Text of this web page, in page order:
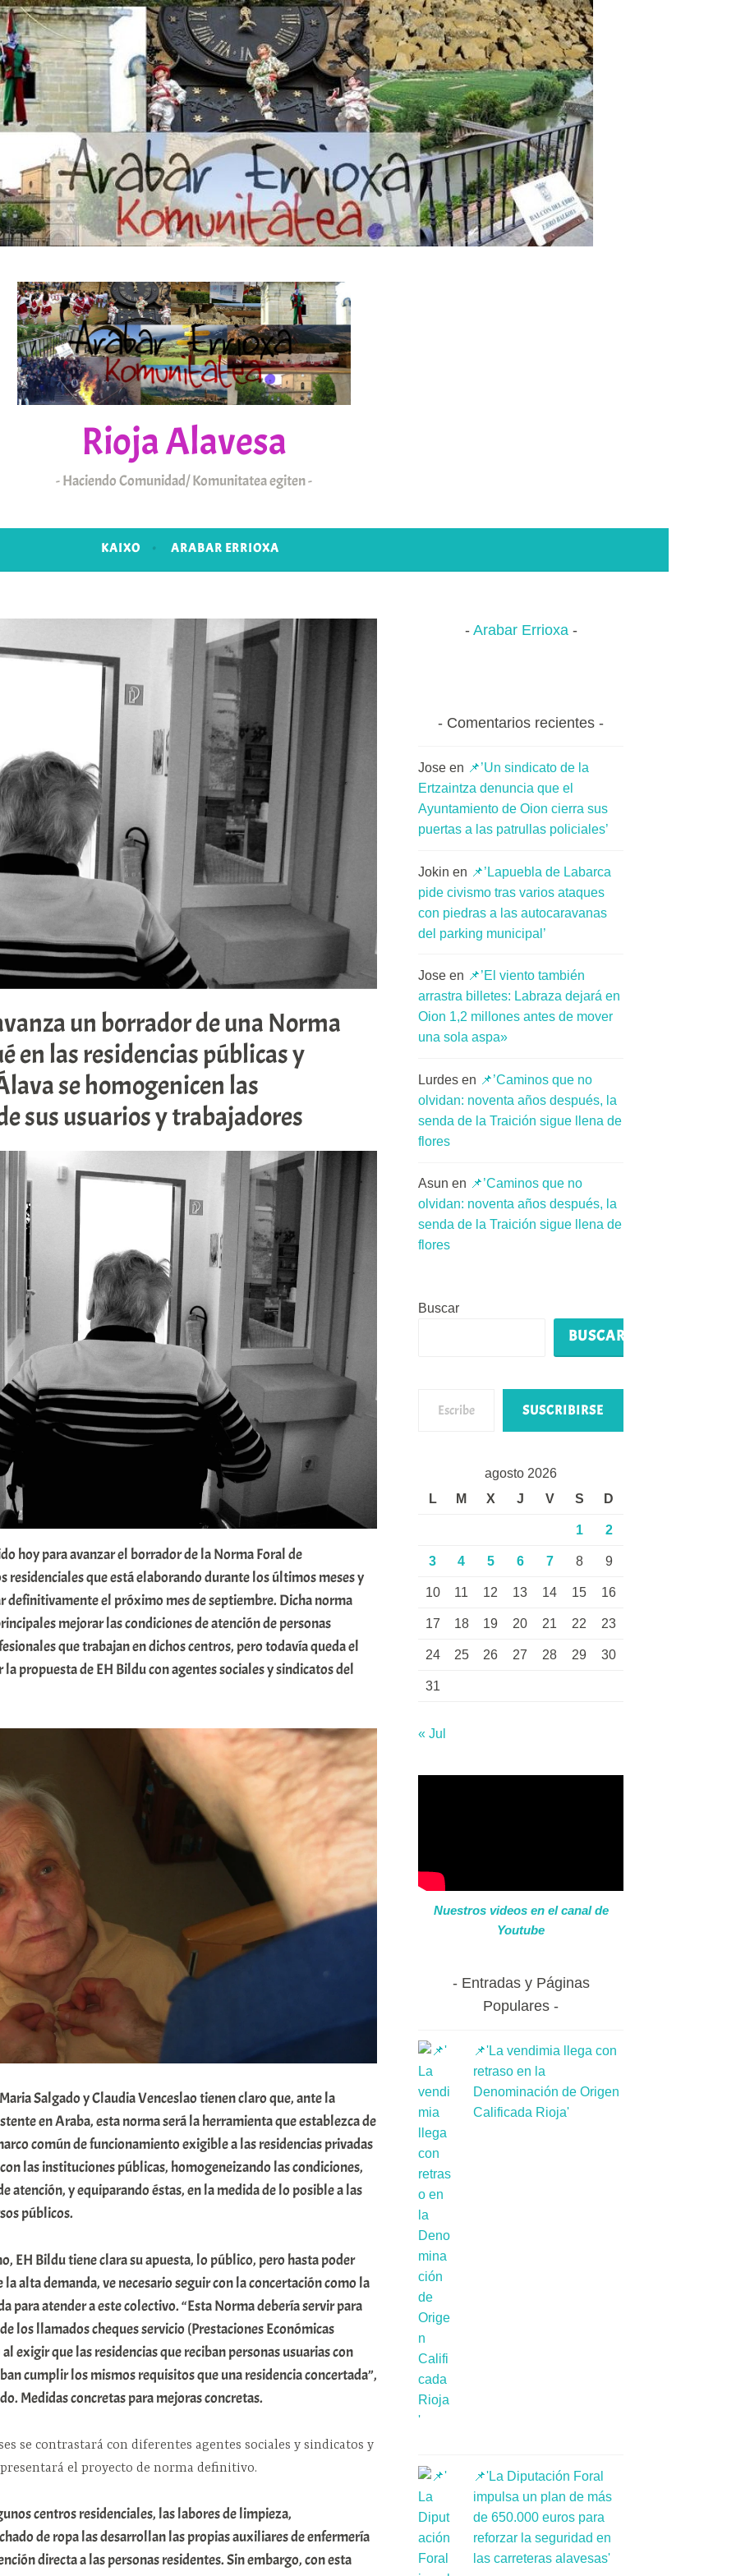
Rioja Alavesa
Haciendo Comunidad/ Komunitatea egiten
KAIXO ARABAR ERRIOXA
un borrador de una Norma
en las residencias públicas y
se homogenicen las
sus usuarios y trabajadores
hoy para avanzar el borrador de la Norma Foral de
residenciales que está elaborando durante los últimos meses y
definitivamente el próximo mes de septiembre. Dicha norma
mejorar las condiciones de atención de personas
que trabajan en dichos centros, pero todavía queda el
propuesta de EH Bildu con agentes sociales y sindicatos del
Salgado y Claudia Venceslao tienen claro que, ante la
en Araba, esta norma será la herramienta que establezca de
común de funcionamiento exigible a las residencias privadas
las instituciones públicas, homogeneizando las condiciones,
atención, y equiparando éstas, en la medida de lo posible a las
públicos.
EH Bildu tiene clara su apuesta, lo público, pero hasta poder
alta demanda, ve necesario seguir con la concertación como la
para atender a este colectivo. “Esta Norma debería servir para
los llamados cheques servicio (Prestaciones Económicas
exigir que las residencias que reciban personas usuarias con
cumplir los mismos requisitos que una residencia concertada”,
Medidas concretas para mejoras concretas.
se contrastará con diferentes agentes sociales y sindicatos y
el proyecto de norma definitivo.
centros residenciales, las labores de limpieza,
de ropa las desarrollan las propias auxiliares de enfermería
directa a las personas residentes. Sin embargo, con esta
Arabar Errioxa
Comentarios recientes
Jose en 📌’Un sindicato de la
Ertzaintza denuncia que el
Ayuntamiento de Oion cierra sus
puertas a las patrullas policiales’
Jokin en 📌’Lapuebla de Labarca
pide civismo tras varios ataques
con piedras a las autocaravanas
del parking municipal’
Jose en 📌’El viento también
arrastra billetes: Labraza dejará en
Oion 1,2 millones antes de mover
una sola aspa»
Lurdes en 📌’Caminos que no
olvidan: noventa años después, la
senda de la Traición sigue llena de
flores
Asun en 📌’Caminos que no
olvidan: noventa años después, la
senda de la Traición sigue llena de
flores
Buscar
BUSCAR
SUSCRIBIRSE
agosto 2026
L
M X J V S D
1 2
3 4 5 6 7 8 9
10 11 12 13 14 15 16
17 18 19 20 21 22 23
24 25 26 27 28 29 30
31
« Jul
Nuestros videos en el canal de
Youtube
Entradas y Páginas
Populares
📌'La vendimia llega con
retraso en la
Denominación de Origen
Calificada Rioja'
📌'La Diputación Foral
impulsa un plan de más
de 650.000 euros para
reforzar la seguridad en
las carreteras alavesas'